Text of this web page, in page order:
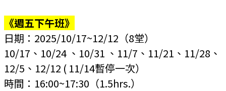
《週五下午班》
日期：2025/10/17~12/12 （8堂）
10/17、10/24 、10/31 、11/7、11/21、11/28、
12/5、12/12 ( 11/14暫停一次）
時間：16:00~17:30 （1.5hrs.）